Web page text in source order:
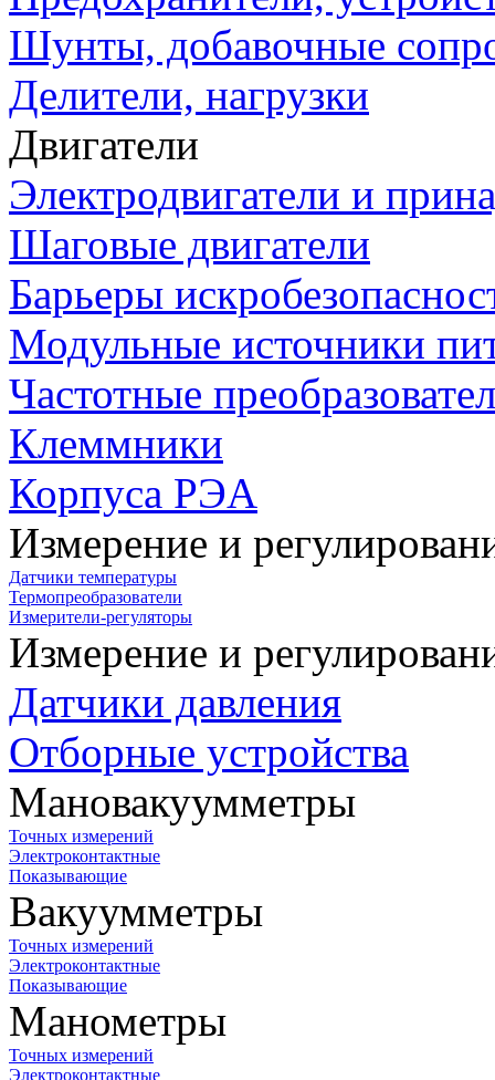
Шунты, добавочные
Делители, нагрузки
Двигатели
Электродвигатели и
Шаговые двигатели
Барьеры
Модульные источники
Частотные
Клеммники
Корпуса РЭА
Измерение и
Датчики температуры
Термопреобразователи
Измерители-регуляторы
Измерение и
Датчики давления
Отборные устройства
Мановакуумметры
Точных измерений
Электроконтактные
Показывающие
Вакуумметры
Точных измерений
Электроконтактные
Показывающие
Манометры
Точных измерений
Электроконтактные